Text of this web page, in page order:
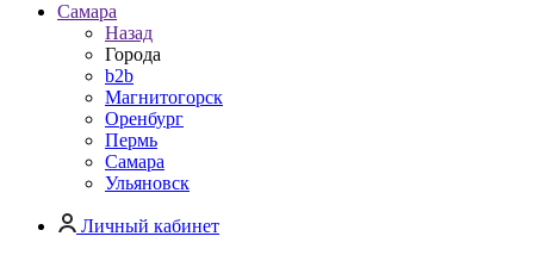
Самара
Назад
Города
b2b
Магнитогорск
Оренбург
Пермь
Самара
Ульяновск
Личный кабинет